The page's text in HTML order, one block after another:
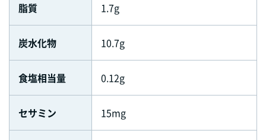
脂質 1.7g
炭水化物 10.7g
食塩相当量 0.12g
セサミン 15mg